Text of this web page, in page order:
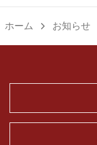
ョ
ン
ホーム お知らせ